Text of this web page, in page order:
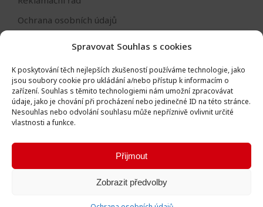
Spravovat Souhlas s cookies
K poskytování těch nejlepších zkušeností používáme technologie, jako
jsou soubory cookie pro ukládání a/nebo přístup k informacím o
zařízení. Souhlas s těmito technologiemi nám umožní zpracovávat
údaje, jako je chování při procházení nebo jedinečné ID na této stránce.
Nesouhlas nebo odvolání souhlasu může nepříznivě ovlivnit určité
vlastnosti a funkce.
Přijmout
Zobrazit předvolby
Ochrana osobních údajů
Formulář - odstoupení od smlouvy
Odstoupení od smlouvy
Všechna práva vyhrazena © Igor Vlk - soukromá firma 2016 -